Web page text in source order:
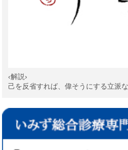
‹解説›
己を反省すれば、偉そうにする立派